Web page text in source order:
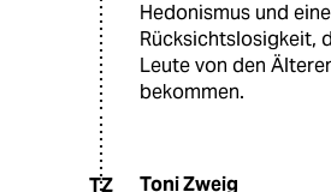
Hedonismus und
Rücksichtslosigkeit,
Leute von den
bekommen.
TZ Toni Zweig